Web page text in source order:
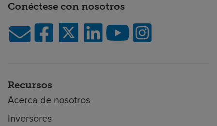
Conéctese con nosotros
Recursos
Acerca de nosotros
Inversores